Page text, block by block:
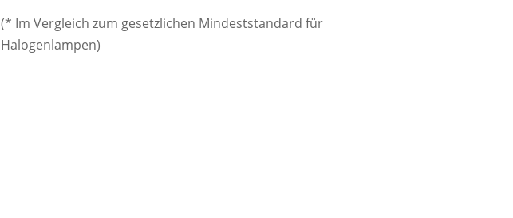
(* Im Vergleich zum gesetzlichen Mindeststandard für
Halogenlampen)